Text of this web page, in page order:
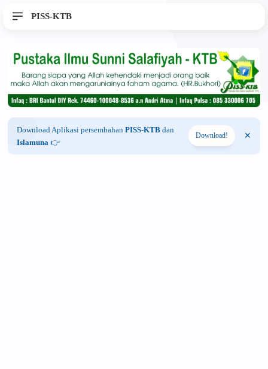
PISS-KTB
Download Aplikasi persembahan PISS-KTB dan
Islamuna 👉
Download!